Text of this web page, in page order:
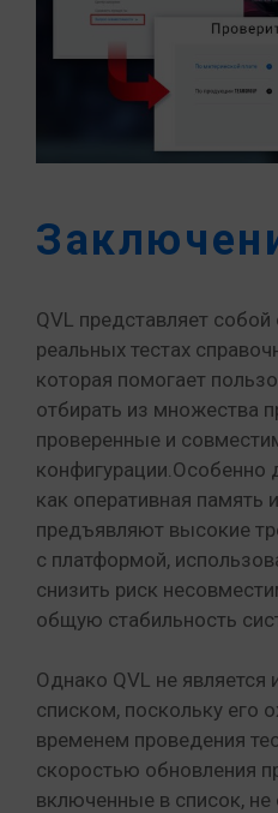
QVL представляет
реальных тестах
которая помогает
отбирать из множества
проверенные и
конфигурации.Особенно
как оперативная память
предъявляют высокие
с платформой,
снизить риск
общую стабильность
Однако QVL не
списком, поскольку его
временем проведения
скоростью обновления
включенные в список, не